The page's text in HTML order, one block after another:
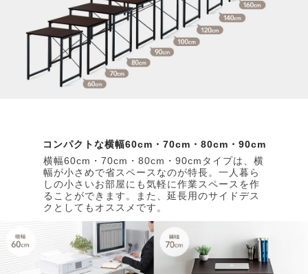
コンパクトな横幅60cm・70cm・80cm・90cm
横幅60cm・70cm・80cm・90cmタイプは、横
幅が小さめで省スペースなのが特長。一人暮ら
しの小さいお部屋にも気軽に作業スペースを作
ることができます。また、延長用のサイドデス
クとしてもオススメです。